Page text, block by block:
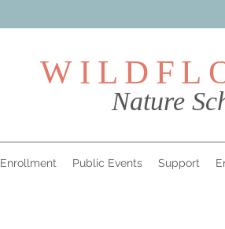
WILDFL
Nature
Enrollment Public Events Support